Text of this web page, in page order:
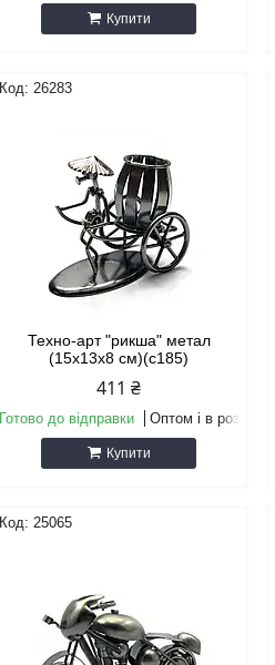
Купити
26283
Техно-арт "рикша" метал
(15х13х8 см)(c185)
411 ₴
Готово до відправки Оптом і в роздріб
Купити
25065